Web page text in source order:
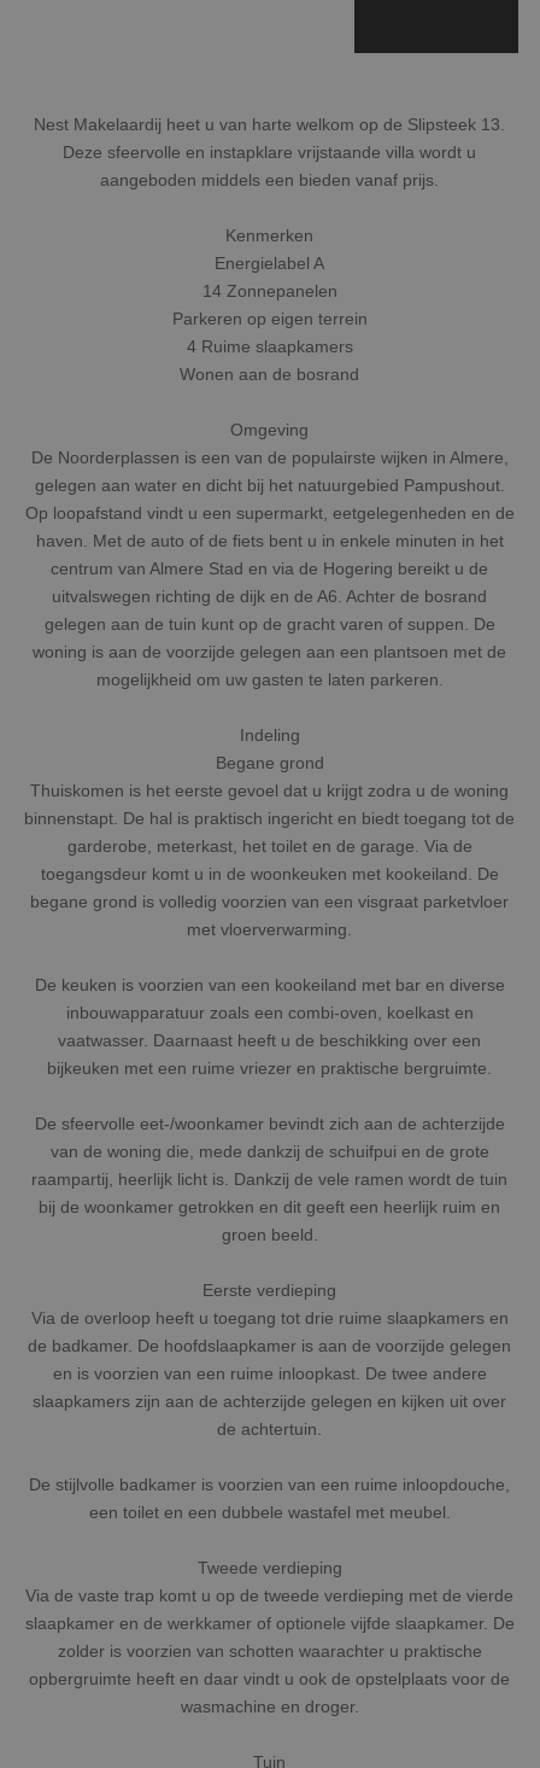
Nest Makelaardij heet u van harte welkom op de Slipsteek 13.
Deze sfeervolle en instapklare vrijstaande villa wordt u
aangeboden middels een bieden vanaf prijs.
Kenmerken
Energielabel A
14 Zonnepanelen
Parkeren op eigen terrein
4 Ruime slaapkamers
Wonen aan de bosrand
Omgeving
De Noorderplassen is een van de populairste wijken in Almere,
gelegen aan water en dicht bij het natuurgebied Pampushout.
Op loopafstand vindt u een supermarkt, eetgelegenheden en de
haven. Met de auto of de fiets bent u in enkele minuten in het
centrum van Almere Stad en via de Hogering bereikt u de
uitvalswegen richting de dijk en de A6. Achter de bosrand
gelegen aan de tuin kunt op de gracht varen of suppen. De
woning is aan de voorzijde gelegen aan een plantsoen met de
mogelijkheid om uw gasten te laten parkeren.
Indeling
Begane grond
Thuiskomen is het eerste gevoel dat u krijgt zodra u de woning
binnenstapt. De hal is praktisch ingericht en biedt toegang tot de
garderobe, meterkast, het toilet en de garage. Via de
toegangsdeur komt u in de woonkeuken met kookeiland. De
begane grond is volledig voorzien van een visgraat parketvloer
met vloerverwarming.
De keuken is voorzien van een kookeiland met bar en diverse
inbouwapparatuur zoals een combi-oven, koelkast en
vaatwasser. Daarnaast heeft u de beschikking over een
bijkeuken met een ruime vriezer en praktische bergruimte.
De sfeervolle eet-/woonkamer bevindt zich aan de achterzijde
van de woning die, mede dankzij de schuifpui en de grote
raampartij, heerlijk licht is. Dankzij de vele ramen wordt de tuin
bij de woonkamer getrokken en dit geeft een heerlijk ruim en
groen beeld.
Eerste verdieping
Via de overloop heeft u toegang tot drie ruime slaapkamers en
de badkamer. De hoofdslaapkamer is aan de voorzijde gelegen
en is voorzien van een ruime inloopkast. De twee andere
slaapkamers zijn aan de achterzijde gelegen en kijken uit over
de achtertuin.
De stijlvolle badkamer is voorzien van een ruime inloopdouche,
een toilet en een dubbele wastafel met meubel.
Tweede verdieping
Via de vaste trap komt u op de tweede verdieping met de vierde
slaapkamer en de werkkamer of optionele vijfde slaapkamer. De
zolder is voorzien van schotten waarachter u praktische
opbergruimte heeft en daar vindt u ook de opstelplaats voor de
wasmachine en droger.
Tuin